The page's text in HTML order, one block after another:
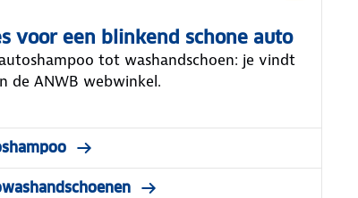
voor een blinkend schone auto
tot washandschoen: je vindt
de ANWB webwinkel.